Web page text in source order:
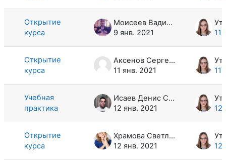
Открытие
курса
Моисеев Вадим Владимирович
9 янв. 2021
11
Открытие
курса
Аксенов Сергей Геннадьевич
11 янв. 2021
11
Учебная
практика
Исаев Денис Сейсенбекович
12 янв. 2021
12
Открытие
курса
Храмова Светлана Андреевна
12 янв. 2021
12